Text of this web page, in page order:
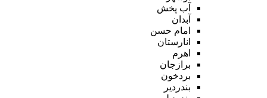
آب پخش
آبدان
امام حسن
انارستان
اهرم
برازجان
بردخون
بندردیر